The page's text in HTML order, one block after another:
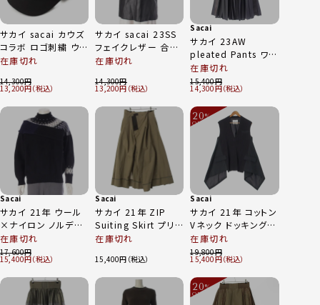
サカイ sacai カウズ
コラボ ロゴ刺繍 ウ
ール ベースボールキ
0289S ブラック 3
在庫切れ
14,300
13,200
サカイ sacai 23SS
フェイクレザー 合皮
サイドジップ ベスト
ブラック 2
在庫切れ
14,300
13,200
Sacai
サカイ 23AW
pleated Pants ワイ
ドプリーツ パンツ ボ
トムス 23-06767 グ
レー 1
在庫切れ
15,400
14,300
Sacai
サカイ 21年 ウール
×ナイロン ノルディ
ック柄 切替 ニット セ
ーター トップス 21-
02610M ネイビー
ブラック 2
在庫切れ
17,600
15,400
Sacai
サカイ 21年 ZIP
Suiting Skirt プリ
ーツ ロング スカート
在庫切れ
15,400
20%
OFF
Sacai
サカイ 21年 コットン
Vネック ドッキング
ニット切替 ベスト ノ
ースリーブトップス
21-05538 ブラック
1
在庫切れ
19,800
15,400
20%
OFF